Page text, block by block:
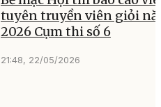
tuyên truyền viên giỏi
2026 Cụm thi số 6
21:48, 22/05/2026